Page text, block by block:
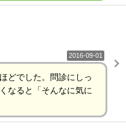
2016-09-01
どでした。問診にしっ
なると「そんなに気に